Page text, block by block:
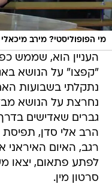
מי הפופוליסטי? מירב מיכאלי
העניין הוא, שממש
"קפצו" על הנושא
נתקלתי בשבועות
נחרצת על הנושא
גברים שאדישים
הרב אלי סדן,
רגב, האיום האיראני
לפתע פתאום, יצאו
סרטון מין.